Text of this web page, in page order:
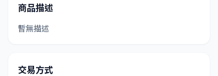
商品描述
暫無描述
交易方式